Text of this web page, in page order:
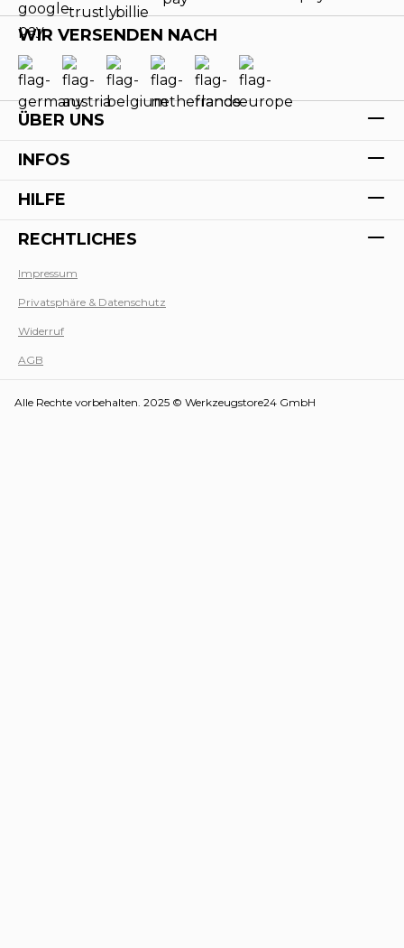
WIR VERSENDEN NACH
ÜBER UNS
INFOS
HILFE
RECHTLICHES
Impressum
Privatsphäre & Datenschutz
Widerruf
AGB
Alle Rechte vorbehalten. 2025 © Werkzeugstore24 GmbH